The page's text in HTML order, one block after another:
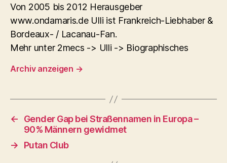
Von 2005 bis 2012 Herausgeber
www.ondamaris.de Ulli ist Frankreich-Liebhaber &
Bordeaux- / Lacanau-Fan.
Mehr unter 2mecs -> Ulli -> Biographisches
Archiv anzeigen →
←
Gender Gap bei Straßennamen in Europa –
90% Männern gewidmet
→
Putan Club